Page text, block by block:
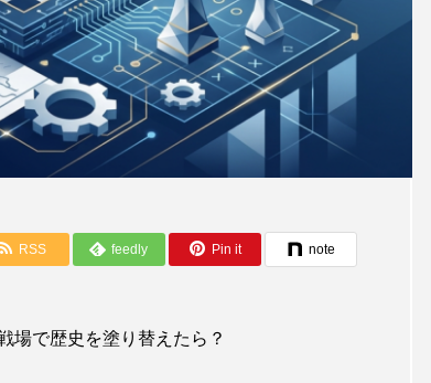
RSS feedly Pin it note
場で歴史を塗り替えたら？
バラバラの顧客データ、放置していません